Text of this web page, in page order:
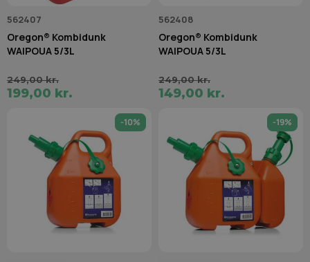
562407
Oregon® Kombidunk
WAIPOUA 5/3L
249,00 kr.
199,00 kr.
562408
Oregon® Kombidunk
WAIPOUA 5/3L
249,00 kr.
149,00 kr.
-10% -19%